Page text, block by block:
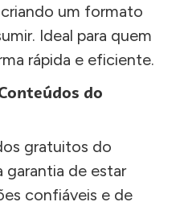
um formato
Ideal para quem
rápida e eficiente.
do
gratuitos do
garantia de estar
confiáveis e de